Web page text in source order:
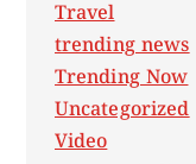
Travel
trending news
Trending Now
Uncategorized
Video